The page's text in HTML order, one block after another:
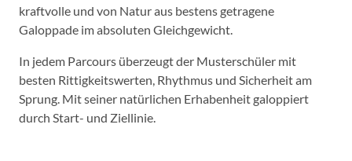
kraftvolle und von Natur aus bestens getragene
Galoppade im absoluten Gleichgewicht.
In jedem Parcours überzeugt der Musterschüler mit
besten Rittigkeitswerten, Rhythmus und Sicherheit am
Sprung. Mit seiner natürlichen Erhabenheit galoppiert
durch Start- und Ziellinie.